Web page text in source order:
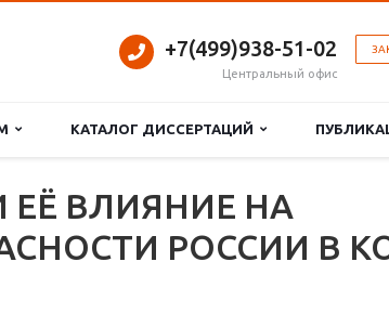
+7(499)938-51-02
Центральный офис
КАТАЛОГ ДИССЕРТАЦИЙ
ВЛИЯНИЕ НА
РОССИИ В